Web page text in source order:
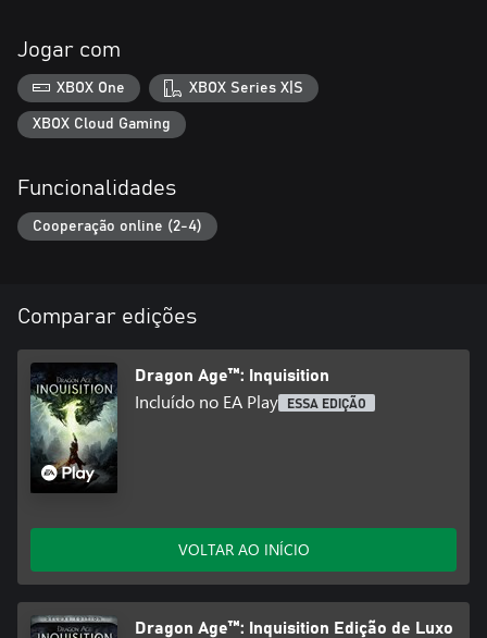
Jogar com
XBOX One XBOX Series X|S
XBOX Cloud Gaming
Funcionalidades
Cooperação online (2-4)
Comparar edições
Dragon Age™: Inquisition
Incluído no EA Play ESSA EDIÇÃO
VOLTAR AO INÍCIO
Dragon Age™: Inquisition Edição de Luxo